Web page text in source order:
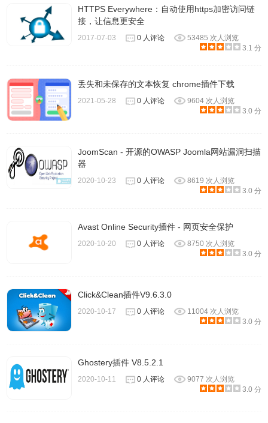
HTTPS Everywhere：自动使用https加密访问链
接，让信息更安全
2017-07-03 0 人评论
53485 次人浏览
3.1 分
丢失和未保存的文本恢复 chrome插件下载
2021-05-28 0 人评论
9604 次人浏览
3.0 分
JoomScan - 开源的OWASP Joomla网站漏洞扫描
器
2020-10-23 0 人评论
8619 次人浏览
3.0 分
Avast Online Security插件 - 网页安全保护
2020-10-20 0 人评论
8750 次人浏览
3.0 分
Click&Clean插件V9.6.3.0
2020-10-17 0 人评论
11004 次人浏览
3.0 分
Ghostery插件 V8.5.2.1
2020-10-11 0 人评论
9077 次人浏览
3.0 分